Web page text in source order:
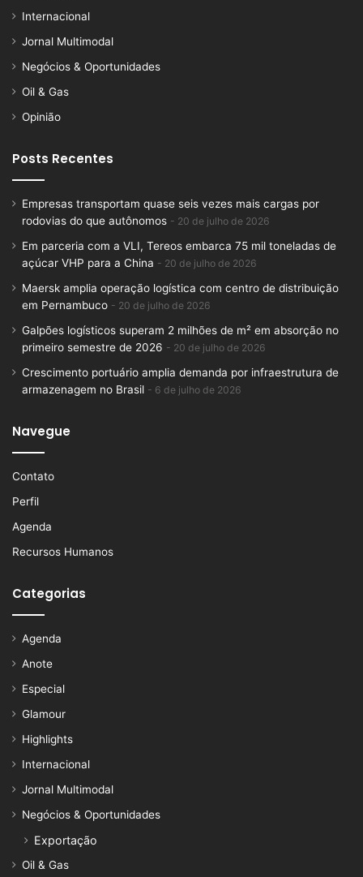
Internacional
Jornal Multimodal
Negócios & Oportunidades
Oil & Gas
Opinião
Posts Recentes
Empresas transportam quase seis vezes mais cargas por
rodovias do que autônomos
20 de julho de 2026
Em parceria com a VLI, Tereos embarca 75 mil toneladas de
açúcar VHP para a China
20 de julho de 2026
Maersk amplia operação logística com centro de distribuição
em Pernambuco
20 de julho de 2026
Galpões logísticos superam 2 milhões de m² em absorção no
primeiro semestre de 2026
20 de julho de 2026
Crescimento portuário amplia demanda por infraestrutura de
armazenagem no Brasil
6 de julho de 2026
Navegue
Contato
Perfil
Agenda
Recursos Humanos
Categorias
Agenda
Anote
Especial
Glamour
Highlights
Internacional
Jornal Multimodal
Negócios & Oportunidades
Exportação
Oil & Gas